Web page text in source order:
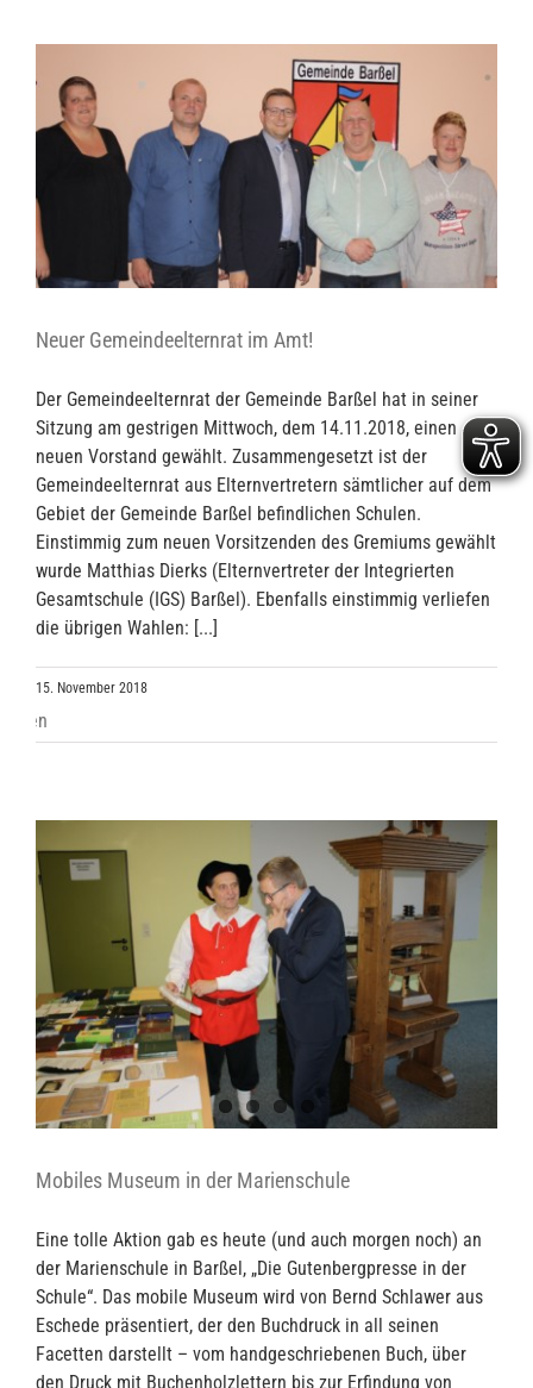
Neuer Gemeindeelternrat im Amt!
Der Gemeindeelternrat der Gemeinde Barßel hat in seiner
Sitzung am gestrigen Mittwoch, dem 14.11.2018, einen
neuen Vorstand gewählt. Zusammengesetzt ist der
Gemeindeelternrat aus Elternvertretern sämtlicher auf dem
Gebiet der Gemeinde Barßel befindlichen Schulen.
Einstimmig zum neuen Vorsitzenden des Gremiums gewählt
wurde Matthias Dierks (Elternvertreter der Integrierten
Gesamtschule (IGS) Barßel). Ebenfalls einstimmig verliefen
die übrigen Wahlen: [...]
15. November 2018
Mobiles Museum in der Marienschule
Eine tolle Aktion gab es heute (und auch morgen noch) an
der Marienschule in Barßel, „Die Gutenbergpresse in der
Schule“. Das mobile Museum wird von Bernd Schlawer aus
Eschede präsentiert, der den Buchdruck in all seinen
Facetten darstellt – vom handgeschriebenen Buch, über
den Druck mit Buchenholzlettern bis zur Erfindung von